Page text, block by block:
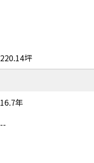
220.14坪
16.7年
--